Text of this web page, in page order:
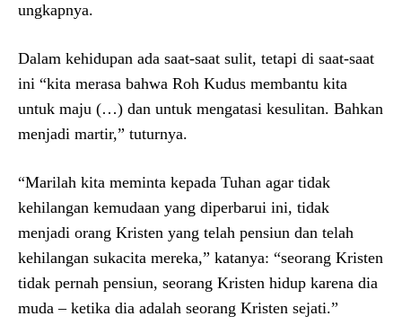
ungkapnya.
Dalam kehidupan ada saat-saat sulit, tetapi di saat-saat
ini “kita merasa bahwa Roh Kudus membantu kita
untuk maju (…) dan untuk mengatasi kesulitan. Bahkan
menjadi martir,” tuturnya.
“Marilah kita meminta kepada Tuhan agar tidak
kehilangan kemudaan yang diperbarui ini, tidak
menjadi orang Kristen yang telah pensiun dan telah
kehilangan sukacita mereka,” katanya: “seorang Kristen
tidak pernah pensiun, seorang Kristen hidup karena dia
muda – ketika dia adalah seorang Kristen sejati.”